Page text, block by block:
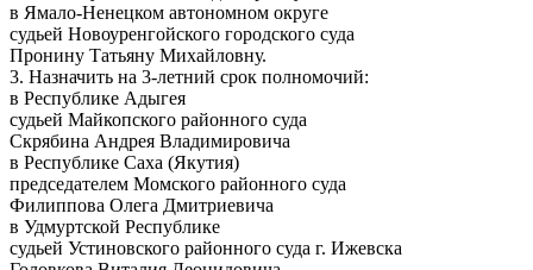
в Ямало-Ненецком автономном округе
судьей Новоуренгойского городского суда
Пронину Татьяну Михайловну.
3. Назначить на 3-летний срок полномочий:
в Республике Адыгея
судьей Майкопского районного суда
Скрябина Андрея Владимировича
в Республике Саха (Якутия)
председателем Момского районного суда
Филиппова Олега Дмитриевича
в Удмуртской Республике
судьей Устиновского районного суда г. Ижевска